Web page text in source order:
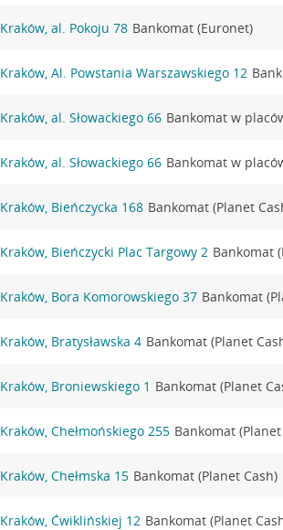
Kraków, al. Pokoju 78 Bankomat (Euronet)
Kraków, Al. Powstania Warszawskiego 12
Kraków, al. Słowackiego 66 Bankomat w
Kraków, al. Słowackiego 66 Bankomat w
Kraków, Bieńczycka 168 Bankomat (Planet
Kraków, Bieńczycki Plac Targowy 2 Bankomat
Kraków, Bora Komorowskiego 37 Bankomat
Kraków, Bratysławska 4 Bankomat (Planet
Kraków, Broniewskiego 1 Bankomat (Planet
Kraków, Chełmońskiego 255 Bankomat
Kraków, Chełmska 15 Bankomat (Planet Cash)
Kraków, Ćwiklińskiej 12 Bankomat (Planet